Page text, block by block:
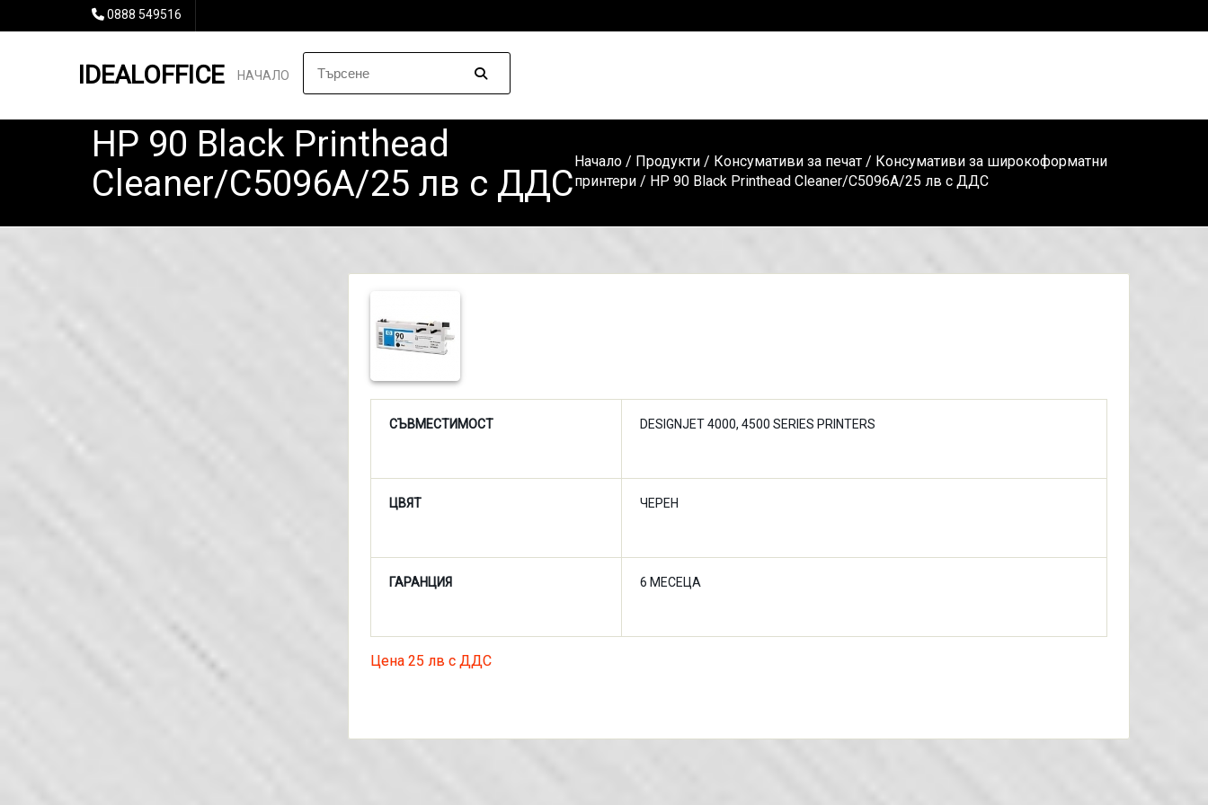
0888 549516
IDEALOFFICE НАЧАЛО
HP 90 Black Printhead
Cleaner/C5096A/25 лв с ДДС
Начало / Продукти / Консумативи за печат / Консумативи за широкоформатни
принтери / HP 90 Black Printhead Cleaner/C5096A/25 лв с ДДС
СЪВМЕСТИМОСТ DESIGNJET 4000, 4500 SERIES PRINTERS
ЦВЯТ ЧЕРЕН
ГАРАНЦИЯ 6 МЕСЕЦА
Цена 25 лв с ДДС